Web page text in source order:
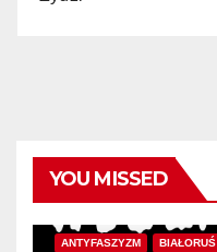
YOU MISSED
ANTYFASZYZM BIAŁORUŚ